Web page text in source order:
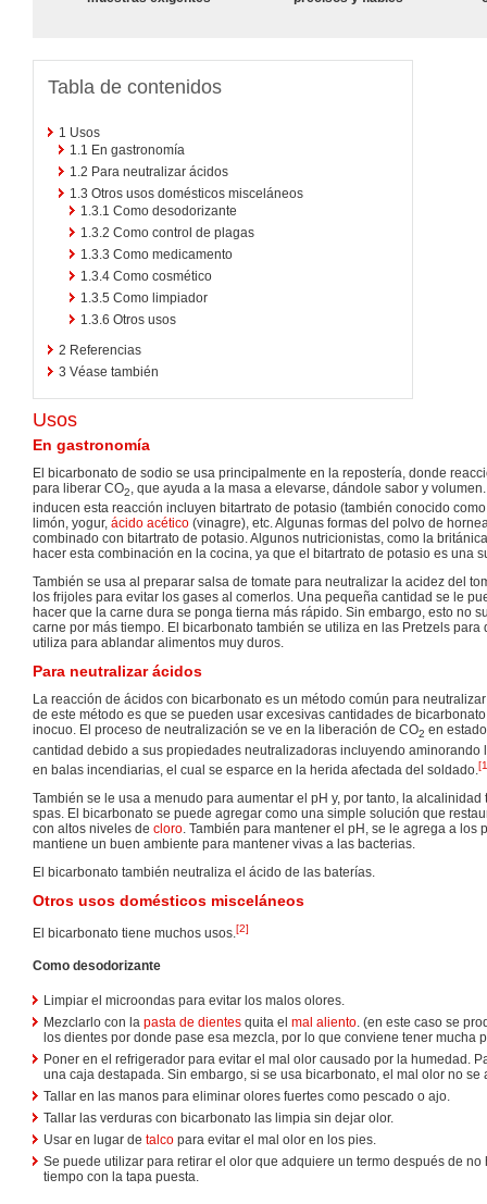
Tabla de contenidos
1 Usos
1.1 En gastronomía
1.2 Para neutralizar ácidos
1.3 Otros usos domésticos misceláneos
1.3.1 Como desodorizante
1.3.2 Como control de plagas
1.3.3 Como medicamento
1.3.4 Como cosmético
1.3.5 Como limpiador
1.3.6 Otros usos
2 Referencias
3 Véase también
Usos
En gastronomía
El bicarbonato de sodio se usa principalmente en la repostería, donde
para liberar CO2, que ayuda a la masa a elevarse, dándole sabor y
inducen esta reacción incluyen bitartrato de potasio (también conocido
limón, yogur, ácido acético (vinagre), etc. Algunas formas del polvo de
combinado con bitartrato de potasio. Algunos nutricionistas, como la
hacer esta combinación en la cocina, ya que el bitartrato de potasio es una
También se usa al preparar salsa de tomate para neutralizar la acidez del
los frijoles para evitar los gases al comerlos. Una pequeña cantidad se le
hacer que la carne dura se ponga tierna más rápido. Sin embargo, esto no
carne por más tiempo. El bicarbonato también se utiliza en las Pretzels para
utiliza para ablandar alimentos muy duros.
Para neutralizar ácidos
La reacción de ácidos con bicarbonato es un método común para
de este método es que se pueden usar excesivas cantidades de
inocuo. El proceso de neutralización se ve en la liberación de CO2 en
cantidad debido a sus propiedades neutralizadoras incluyendo aminorando
en balas incendiarias, el cual se esparce en la herida afectada del soldado.[1
También se le usa a menudo para aumentar el pH y, por tanto, la
spas. El bicarbonato se puede agregar como una simple solución que
con altos niveles de cloro. También para mantener el pH, se le agrega a los
mantiene un buen ambiente para mantener vivas a las bacterias.
El bicarbonato también neutraliza el ácido de las baterías.
Otros usos domésticos misceláneos
El bicarbonato tiene muchos usos.[2]
Como desodorizante
Limpiar el microondas para evitar los malos olores.
Mezclarlo con la pasta de dientes quita el mal aliento . (en este caso se
los dientes por donde pase esa mezcla, por lo que conviene tener mucha
Poner en el refrigerador para evitar el mal olor causado por la humedad.
una caja destapada. Sin embargo, si se usa bicarbonato, el mal olor no se
Tallar en las manos para eliminar olores fuertes como pescado o ajo.
Tallar las verduras con bicarbonato las limpia sin dejar olor.
Usar en lugar de talco para evitar el mal olor en los pies.
Se puede utilizar para retirar el olor que adquiere un termo después de
tiempo con la tapa puesta.